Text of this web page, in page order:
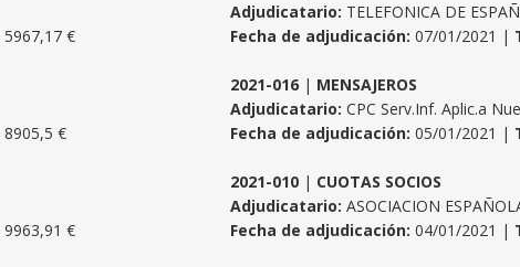
5967,17 €
Adjudicatario: TELEFONICA DE
Fecha de adjudicación: 07/01/2021 |
8905,5 €
2021-016 | MENSAJEROS
Adjudicatario: CPC Serv.Inf. Aplic.a
Fecha de adjudicación: 05/01/2021 |
9963,91 €
2021-010 | CUOTAS SOCIOS
Adjudicatario: ASOCIACION
Fecha de adjudicación: 04/01/2021 |